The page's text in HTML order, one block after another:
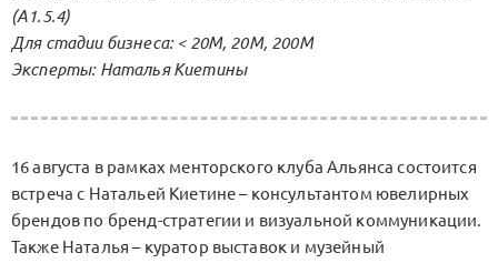
(А1.5.4)
Для стадии бизнеса: < 20М, 20М, 200M
Эксперты: Наталья Киетины
16 августа в рамках менторского клуба Альянса состоится
встреча с Натальей Киетине – консультантом ювелирных
брендов по бренд-стратегии и визуальной коммуникации.
Также Наталья – куратор выставок и музейный